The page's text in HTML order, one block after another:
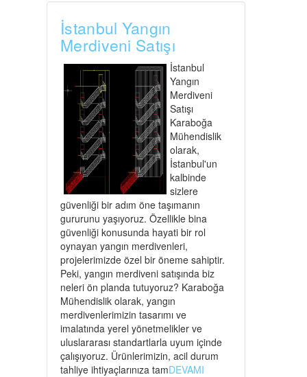
İstanbul Yangın
Merdiveni Satışı
İstanbul
Yangın
Merdiveni
Satışı
Karaboğa
Mühendislik
olarak,
İstanbul'un
kalbinde
sizlere
güvenliği bir adım öne taşımanın
gururunu yaşıyoruz. Özellikle bina
güvenliği konusunda hayati bir rol
oynayan yangın merdivenleri,
projelerimizde özel bir öneme sahiptir.
Peki, yangın merdiveni satışında biz
neleri ön planda tutuyoruz? Karaboğa
Mühendislik olarak, yangın
merdivenlerimizin tasarımı ve
imalatında yerel yönetmelikler ve
uluslararası standartlarla uyum içinde
çalışıyoruz. Ürünlerimizin, acil durum
tahliye ihtiyaçlarınıza tamDEVAMI